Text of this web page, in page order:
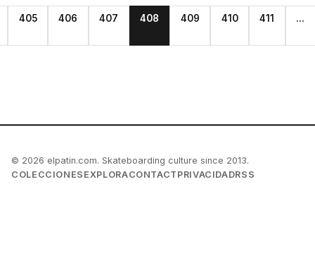
405 406 407 408 409 410 411 ...
© 2026 elpatin.com. Skateboarding culture since 2013.
COLECCIONES EXPLORACONTACT PRIVACIDADRSS